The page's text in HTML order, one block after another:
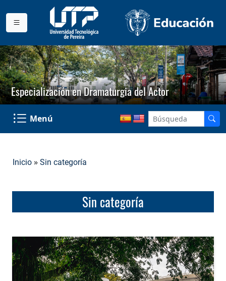
Especialización en Dramaturgia del Actor
Menú
Inicio » Sin categoría
Sin categoría